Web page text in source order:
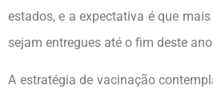
estados, e a expectativa é que
sejam entregues até o fim deste
A estratégia de vacinação